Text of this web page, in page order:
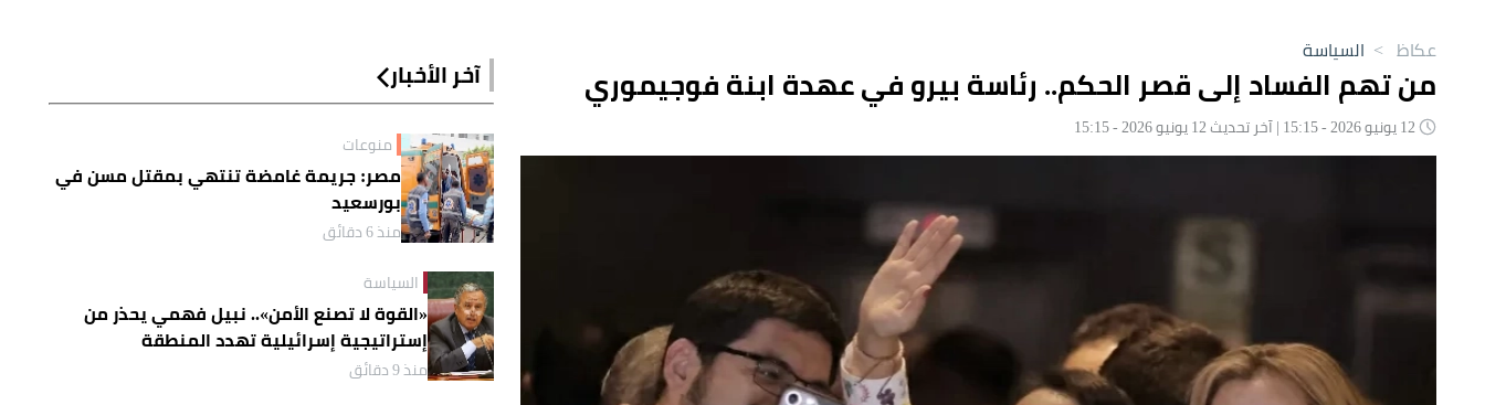
عكاظ > السياسة
من تهم الفساد إلى قصر الحكم.. رئاسة بيرو في عهدة ابنة فوجيموري آخر الأخبار
منوعات
مصر: جريمة غامضة تنتهي بمقتل مسن في
بورسعيد
منذ 6 دقائق
السياسة
«القوة لا تصنع الأمن».. نبيل فهمي يحذر من
إستراتيجية إسرائيلية تهدد المنطقة
منذ 9 دقائق